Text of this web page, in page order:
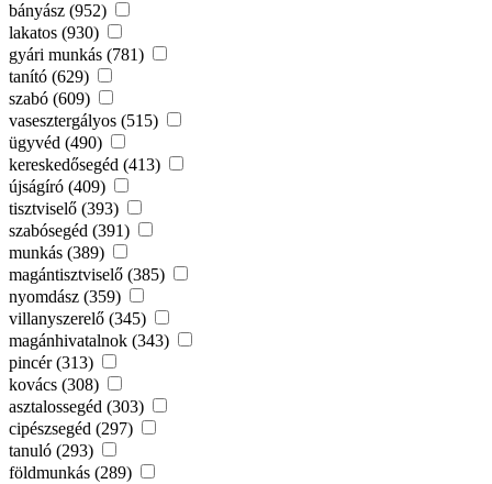
bányász (952)
lakatos (930)
gyári munkás (781)
tanító (629)
szabó (609)
vasesztergályos (515)
ügyvéd (490)
kereskedősegéd (413)
újságíró (409)
tisztviselő (393)
szabósegéd (391)
munkás (389)
magántisztviselő (385)
nyomdász (359)
villanyszerelő (345)
magánhivatalnok (343)
pincér (313)
kovács (308)
asztalossegéd (303)
cipészsegéd (297)
tanuló (293)
földmunkás (289)